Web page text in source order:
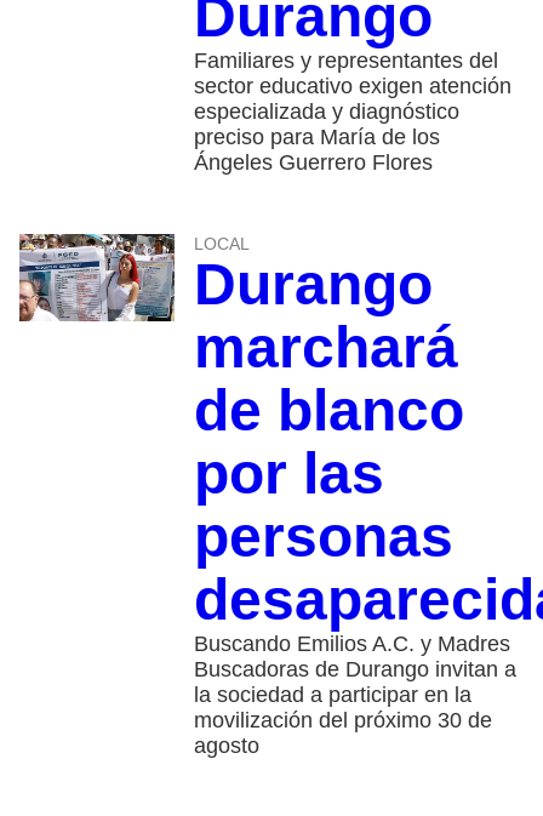
Durango
Familiares y representantes del
sector educativo exigen atención
especializada y diagnóstico
preciso para María de los
Ángeles Guerrero Flores
LOCAL
Durango
marchará
de blanco
por las
personas
Buscando Emilios A.C. y Madres
Buscadoras de Durango invitan a
la sociedad a participar en la
movilización del próximo 30 de
agosto